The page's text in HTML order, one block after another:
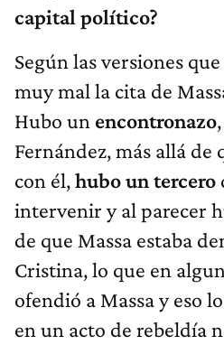
capital político?
Según las versiones
muy mal la cita de
Hubo un encontronazo
Fernández, más allá de
con él,hubo un tercero
intervenir y al parecer
de que Massa estaba
Cristina, lo que en
ofendió a Massa y eso
en un acto de rebeldía